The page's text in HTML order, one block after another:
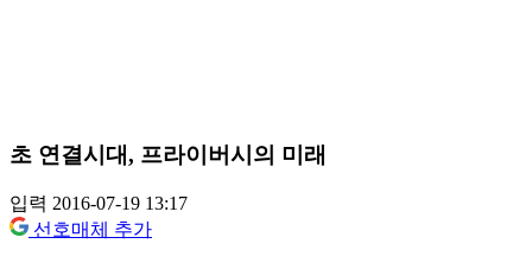
초 연결시대, 프라이버시의 미래
입력 2016-07-19 13:17
선호매체 추가